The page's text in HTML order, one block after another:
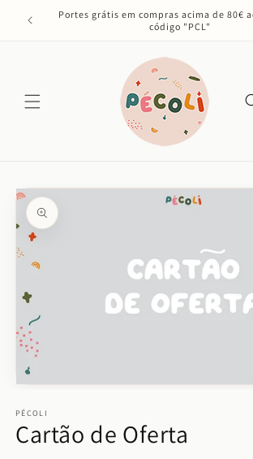
para o
Portes grátis em compras acima de 80€
código "PCL"
a
informação
do produto
multimédia
1
em
PÉCOLI
Cartão de Oferta